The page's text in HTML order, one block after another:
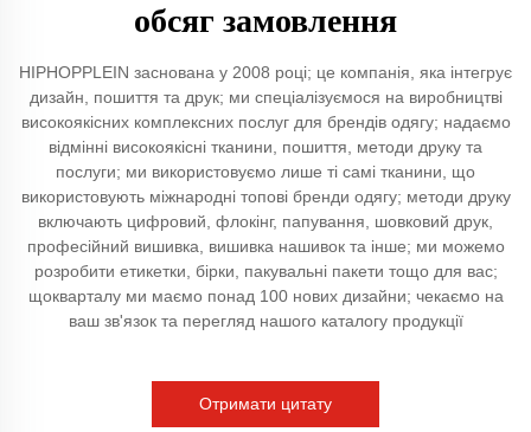
обсяг замовлення
HIPHOPPLEIN заснована у 2008 році; це компанія, яка інтегрує
дизайн, пошиття та друк; ми спеціалізуємося на виробництві
високоякісних комплексних послуг для брендів одягу; надаємо
відмінні високоякісні тканини, пошиття, методи друку та
послуги; ми використовуємо лише ті самі тканини, що
використовують міжнародні топові бренди одягу; методи друку
включають цифровий, флокінг, папування, шовковий друк,
професійний вишивка, вишивка нашивок та інше; ми можемо
розробити етикетки, бірки, пакувальні пакети тощо для вас;
щокварталу ми маємо понад 100 нових дизайни; чекаємо на
ваш зв'язок та перегляд нашого каталогу продукції
Отримати цитату